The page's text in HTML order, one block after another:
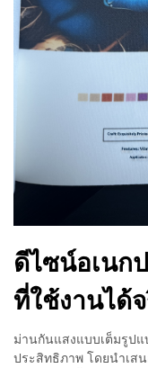
ดีไซน์อเนก
ที่ใช้งานได้
ม่านกันแสงแบบเต็มรูป
ประสิทธิภาพ โดยนำเส